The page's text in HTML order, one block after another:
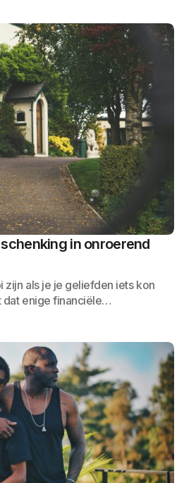
in onroerend
zijn als je je geliefden iets kon
dat enige financiële…